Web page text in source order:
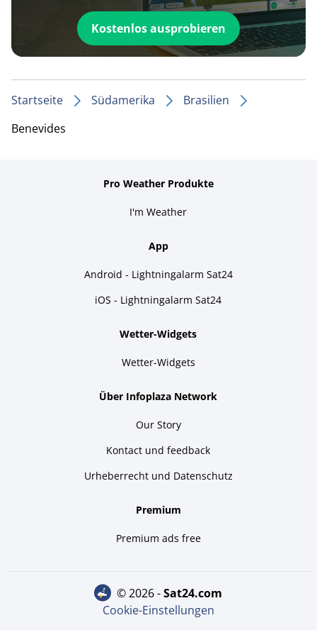
Kostenlos ausprobieren
Startseite Südamerika
Brasilien
Benevides
Pro Weather Produkte
I'm Weather
App
Android - Lightningalarm Sat24
iOS - Lightningalarm Sat24
Wetter-Widgets
Wetter-Widgets
Über Infoplaza Network
Our Story
Kontact und feedback
Urheberrecht und Datenschutz
Premium
Premium ads free
© 2026 - sat24.com
Cookie-Einstellungen